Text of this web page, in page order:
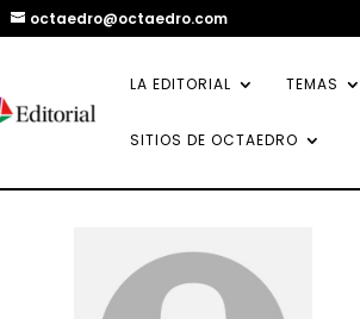
octaedro@octaedro.com
LA EDITORIAL TEMAS
SITIOS DE OCTAEDRO